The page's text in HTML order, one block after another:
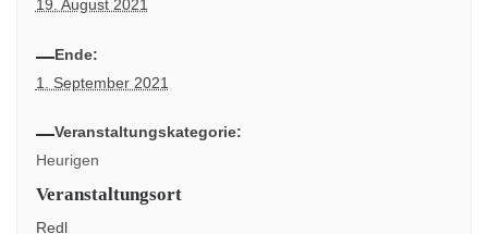
19. August 2021
Ende:
1. September 2021
Veranstaltungskategorie:
Heurigen
Veranstaltungsort
Redl